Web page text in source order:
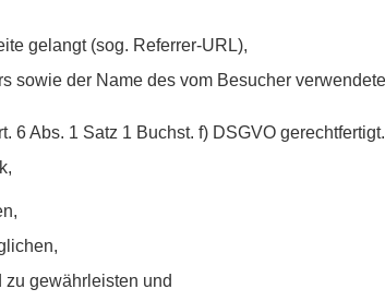
gelangt (sog. Referrer-URL),
sowie der Name des vom Besucher
6 Abs. 1 Satz 1 Buchst. f) DSGVO
gewährleisten und